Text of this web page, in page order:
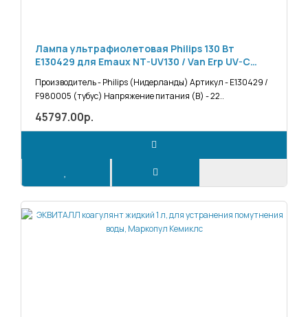
Лампа ультрафиолетовая Philips 130 Вт
Е130429 для Emaux NT-UV130 / Van Erp UV-C
Производитель - Philips (Нидерланды) Артикул - Е130429 /
F980005 (тубус) Напряжение питания (В) - 22..
45797.00р.